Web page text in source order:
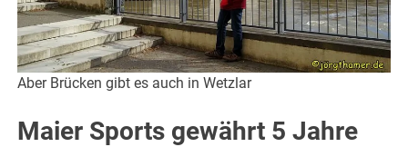
Aber Brücken gibt es auch in Wetzlar
Maier Sports gewährt 5 Jahre